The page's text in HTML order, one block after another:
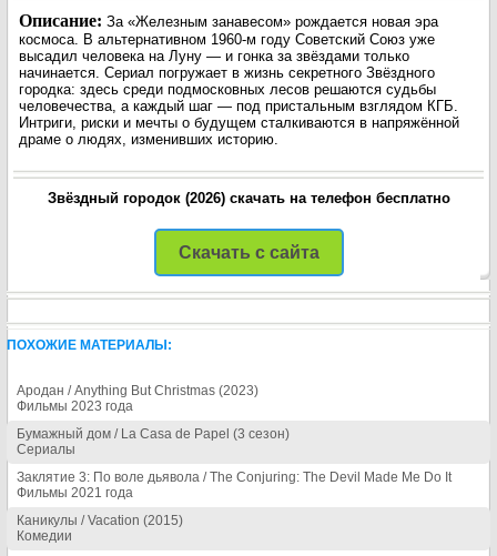
Описание: За «Железным занавесом» рождается новая эра
космоса. В альтернативном 1960‑м году Советский Союз уже
высадил человека на Луну — и гонка за звёздами только
начинается. Сериал погружает в жизнь секретного Звёздного
городка: здесь среди подмосковных лесов решаются судьбы
человечества, а каждый шаг — под пристальным взглядом КГБ.
Интриги, риски и мечты о будущем сталкиваются в напряжённой
драме о людях, изменивших историю.
Звёздный городок (2026) скачать на телефон бесплатно
Скачать с сайта
ПОХОЖИЕ МАТЕРИАЛЫ:
Ародан / Anything But Christmas (2023)
Фильмы 2023 года
Бумажный дом / La Casa de Papel (3 сезон)
Сериалы
Заклятие 3: По воле дьявола / The Conjuring: The Devil Made Me Do It
Фильмы 2021 года
Каникулы / Vacation (2015)
Комедии